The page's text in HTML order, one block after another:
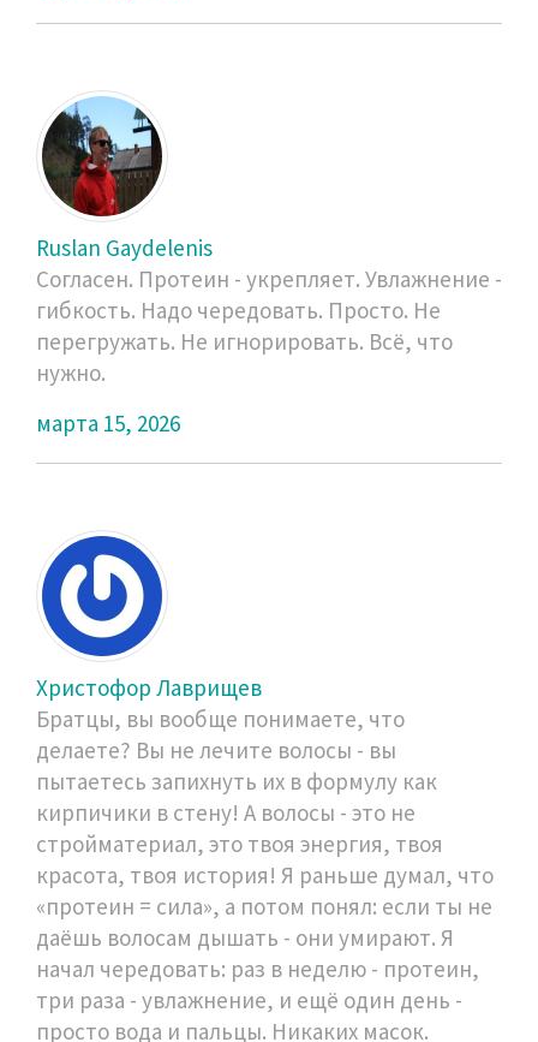
Ruslan Gaydelenis
Согласен. Протеин - укрепляет. Увлажнение -
гибкость. Надо чередовать. Просто. Не
перегружать. Не игнорировать. Всё, что
нужно.
марта 15, 2026
Христофор Лаврищев
Братцы, вы вообще понимаете, что
делаете? Вы не лечите волосы - вы
пытаетесь запихнуть их в формулу как
кирпичики в стену! А волосы - это не
стройматериал, это твоя энергия, твоя
красота, твоя история! Я раньше думал, что
«протеин = сила», а потом понял: если ты не
даёшь волосам дышать - они умирают. Я
начал чередовать: раз в неделю - протеин,
три раза - увлажнение, и ещё один день -
просто вода и пальцы. Никаких масок.